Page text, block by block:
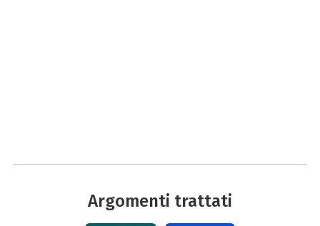
Argomenti trattati